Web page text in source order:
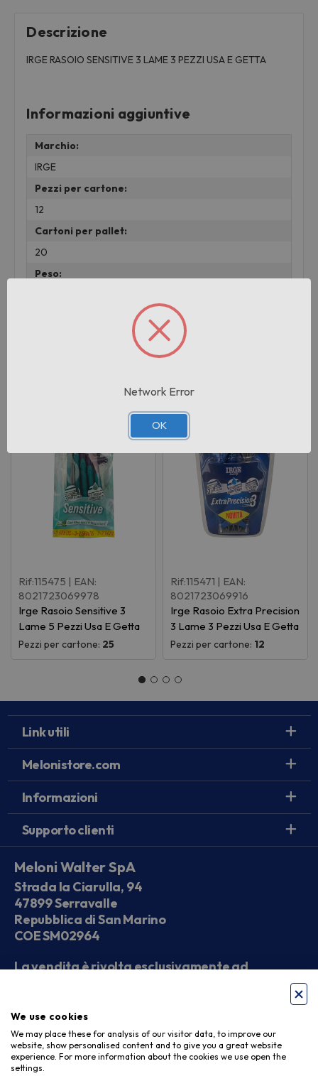
Descrizione
IRGE RASOIO SENSITIVE 3 LAME 3 PEZZI USA E GETTA
Informazioni aggiuntive
Marchio:
IRGE
Pezzi per cartone:
12
Cartoni per pallet:
20
Peso:
Prodotti correlati
Rif:115475 | EAN:
8021723069978
Irge Rasoio Sensitive 3
Lame 5 Pezzi Usa E Getta
Pezzi per cartone: 25
Rif:115471 | EAN:
8021723069916
Irge Rasoio Extra Precision
3 Lame 3 Pezzi Usa E Getta
Pezzi per cartone: 12
Link utili
Melonistore.com
Informazioni
Supporto clienti
Meloni Walter SpA
Strada la Ciarulla, 94
47899 Serravalle
Repubblica di San Marino
COE SM02964
La vendita è rivolta esclusivamente ad
Seguici sui social
We use cookies
We may place these for analysis of our visitor data, to improve our
website, show personalised content and to give you a great website
experience. For more information about the cookies we use open the
settings.
Network Error
OK